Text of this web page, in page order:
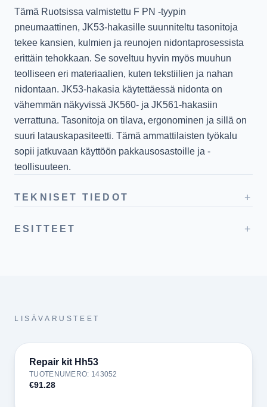
Tämä Ruotsissa valmistettu F PN -tyypin
pneumaattinen, JK53-hakasille suunniteltu tasonitoja
tekee kansien, kulmien ja reunojen nidontaprosessista
erittäin tehokkaan. Se soveltuu hyvin myös muuhun
teolliseen eri materiaalien, kuten tekstiilien ja nahan
nidontaan. JK53-hakasia käytettäessä nidonta on
vähemmän näkyvissä JK560- ja JK561-hakasiin
verrattuna. Tasonitoja on tilava, ergonominen ja sillä on
suuri latauskapasiteetti. Tämä ammattilaisten työkalu
sopii jatkuvaan käyttöön pakkausosastoille ja -
teollisuuteen.
TEKNISET TIEDOT +
ESITTEET +
LISÄVARUSTEET
Repair kit Hh53
TUOTENUMERO: 143052
€91.28